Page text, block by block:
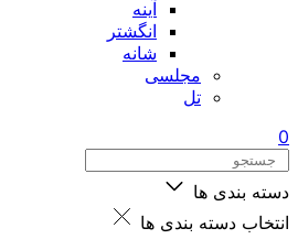
آینه
انگشتر
شانه
مجلسی
تل
0
دسته بندی ها
انتخاب دسته بندی ها